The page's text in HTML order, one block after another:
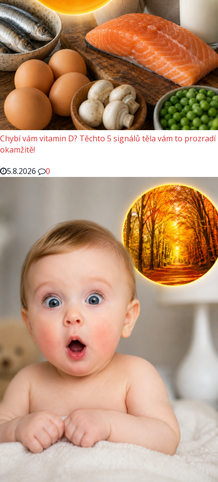
Chybí vám vitamin D? Těchto 5 signálů těla vám to prozradí
okamžitě!
5.8.2026
0